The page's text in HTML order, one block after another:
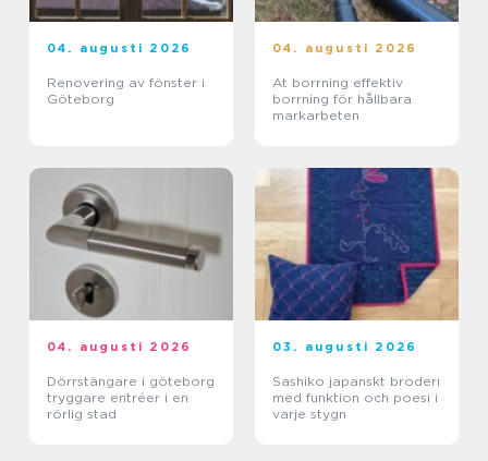
04. augusti 2026
Renovering av fönster i
Göteborg
04. augusti 2026
At borrning effektiv
borrning för hållbara
markarbeten
04. augusti 2026
Dörrstängare i göteborg
tryggare entréer i en
rörlig stad
03. augusti 2026
Sashiko japanskt broderi
med funktion och poesi i
varje stygn